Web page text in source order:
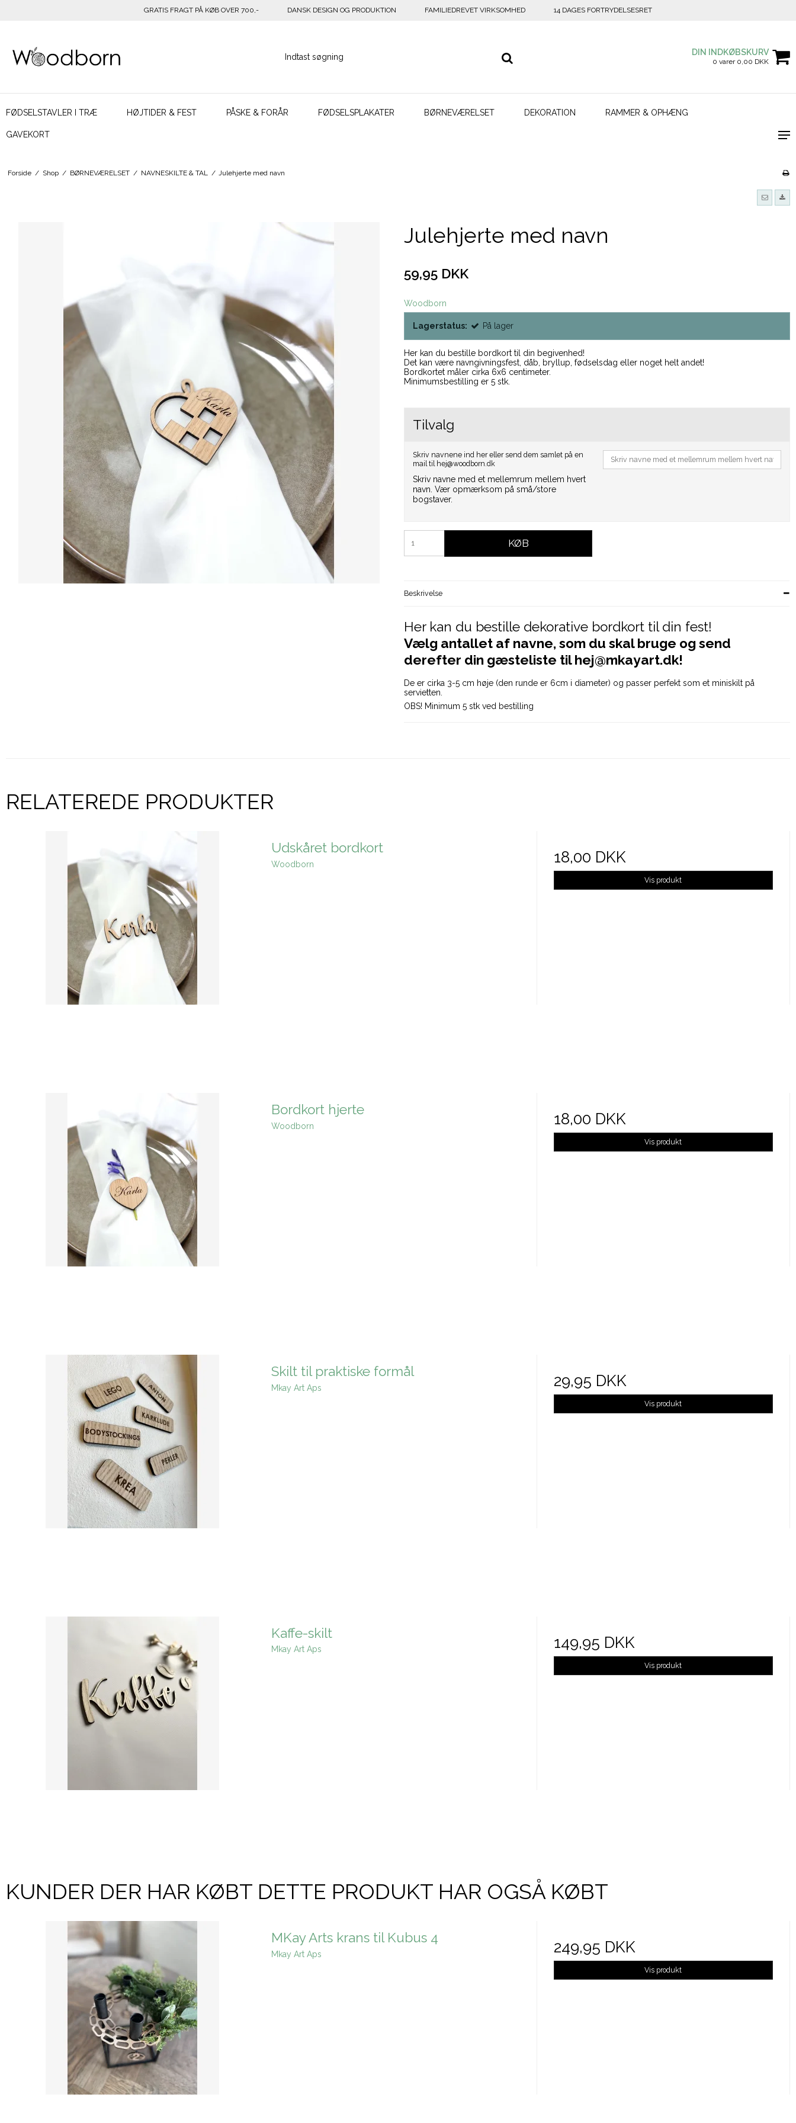
GRATIS FRAGT PÅ KØB OVER 700,- DANSK DESIGN OG PRODUKTION FAMILIEDREVET VIRKSOMHED 14 DAGES FORTRYDELSESRET
DIN INDKØBSKURV
0 varer 0,00 DKK
FØDSELSTAVLER I TRÆ HØJTIDER & FEST PÅSKE & FORÅR FØDSELSPLAKATER BØRNEVÆRELSET DEKORATION RAMMER & OPHÆNG
GAVEKORT
Forside / Shop / BØRNEVÆRELSET / NAVNESKILTE & TAL / Julehjerte med navn
Julehjerte med navn
59,95 DKK
Woodborn
Lagerstatus: På lager
Her kan du bestille bordkort til din begivenhed!
Det kan være navngivningsfest, dåb, bryllup, fødselsdag eller noget helt andet!
Bordkortet måler cirka 6x6 centimeter.
Minimumsbestilling er 5 stk.
Tilvalg
Skriv navnene ind her eller send dem samlet på en
mail til hej@woodborn.dk
Skriv navne med et mellemrum mellem hvert
navn. Vær opmærksom på små/store
bogstaver.
KØB
Beskrivelse
Her kan du bestille dekorative bordkort til din fest!
Vælg antallet af navne, som du skal bruge og send
derefter din gæsteliste til hej@mkayart.dk!
De er cirka 3-5 cm høje (den runde er 6cm i diameter) og passer perfekt som et miniskilt på
servietten.
OBS! Minimum 5 stk ved bestilling
RELATEREDE PRODUKTER
Udskåret bordkort
Woodborn 18,00 DKK
Vis produkt
Bordkort hjerte
Woodborn 18,00 DKK
Vis produkt
Skilt til praktiske formål
Mkay Art Aps 29,95 DKK
Vis produkt
Kaffe-skilt
Mkay Art Aps 149,95 DKK
Vis produkt
KUNDER DER HAR KØBT DETTE PRODUKT HAR OGSÅ KØBT
MKay Arts krans til Kubus 4
Mkay Art Aps 249,95 DKK
Vis produkt